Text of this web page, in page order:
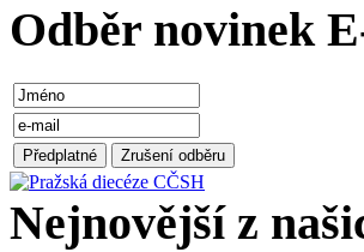
Odběr novinek
Nejnovější z